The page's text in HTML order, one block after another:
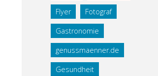
Flyer Fotograf
Gastronomie
genussmaenner.de
Gesundheit